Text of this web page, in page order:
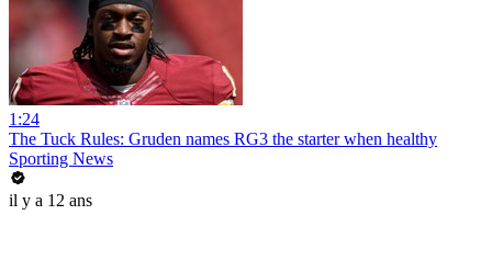
1:24
The Tuck Rules: Gruden names RG3 the starter when healthy
Sporting News
il y a 12 ans